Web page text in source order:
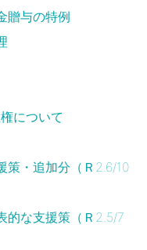
贈与の特例
について
策・追加分（Ｒ2.6/10
的な支援策（Ｒ2.5/7